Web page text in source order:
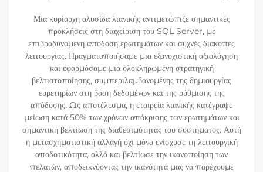
Μια κυρίαρχη αλυσίδα λιανικής αντιμετώπιζε σημαντικές
προκλήσεις στη διαχείριση του SQL Server, με
επιβραδυνόμενη απόδοση ερωτημάτων και συχνές διακοπές
λειτουργίας. Πραγματοποιήσαμε μια εξονυχιστική αξιολόγηση
και εφαρμόσαμε μια ολοκληρωμένη στρατηγική
βελτιστοποίησης, συμπεριλαμβανομένης της δημιουργίας
ευρετηρίων στη βάση δεδομένων και της ρύθμισης της
απόδοσης. Ως αποτέλεσμα, η εταιρεία λιανικής κατέγραψε
μείωση κατά 50% των χρόνων απόκρισης των ερωτημάτων και
σημαντική βελτίωση της διαθεσιμότητας του συστήματος. Αυτή
η μετασχηματιστική αλλαγή όχι μόνο ενίσχυσε τη λειτουργική
αποδοτικότητα, αλλά και βελτίωσε την ικανοποίηση των
πελατών, αποδεικνύοντας την ικανότητά μας να παρέχουμε